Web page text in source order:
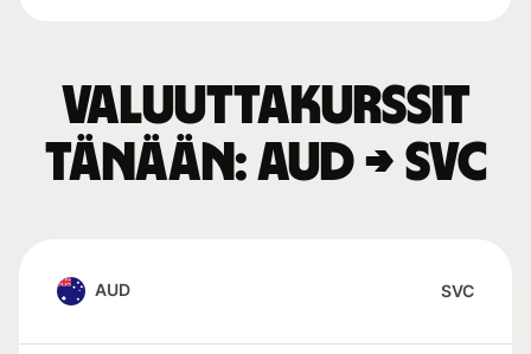
Valuuttakurssit
tänään: AUD → SVC
AUD SVC